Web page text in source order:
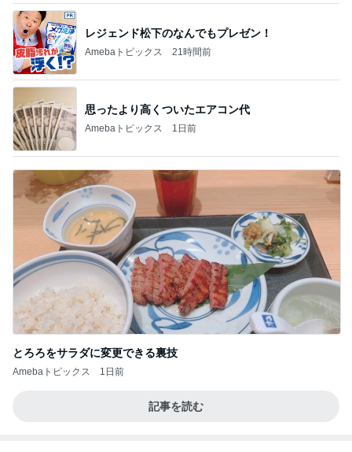
レジェンド松下のなんでもプレゼン！
Amebaトピックス 21時間前
思ったより高くついたエアコン代
Amebaトピックス 1日前
とろろをサラダに変更できる裏技
Amebaトピックス 1日前
記事を読む